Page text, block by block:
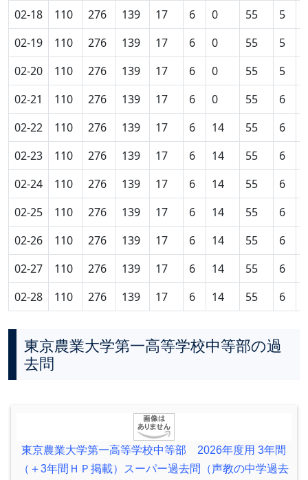
02-18
110 276 139 17 6 0 55 5
02-19
110 276 139 17 6 0 55 5
02-20
110 276 139 17 6 0 55 5
02-21
110 276 139 17 6 0 55 6
02-22
110 276 139 17 6 14 55 6
02-23
110 276 139 17 6 14 55 6
02-24
110 276 139 17 6 14 55 6
02-25
110 276 139 17 6 14 55 6
02-26
110 276 139 17 6 14 55 6
02-27
110 276 139 17 6 14 55 6
02-28
110 276 139 17 6 14 55 6
東京農業大学第一高等学校中等部の過
去問
東京農業大学第一高等学校中等部 2026年度用 3年間
（＋3年間ＨＰ掲載）スーパー過去問（声教の中学過去